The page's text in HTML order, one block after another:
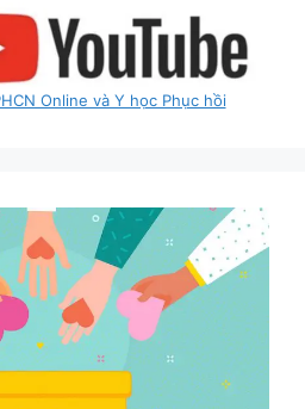
Online và Y học Phục hồi